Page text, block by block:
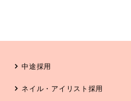
中途採用
ネイル・アイリスト採用